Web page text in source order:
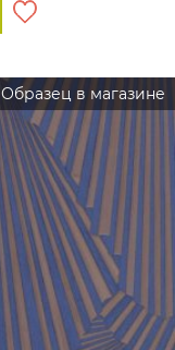
Образец в магазине